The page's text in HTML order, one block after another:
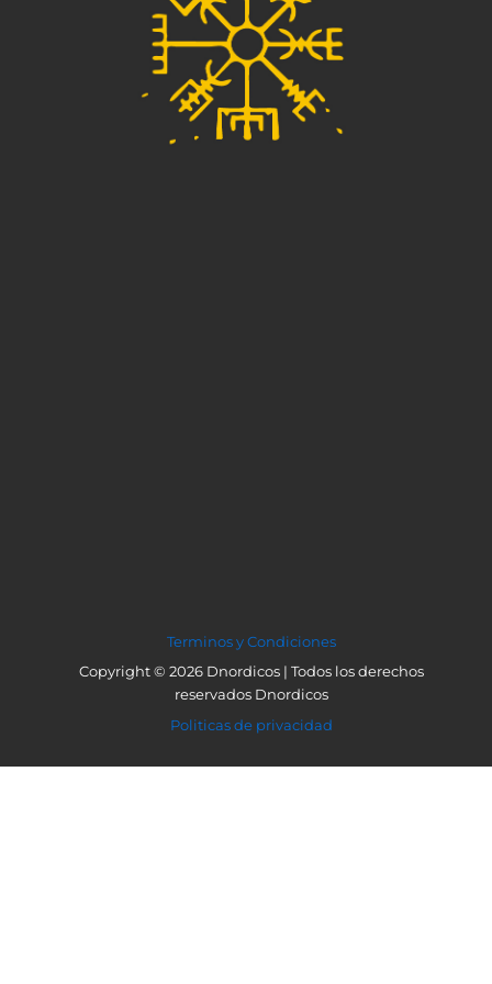
Terminos y Condiciones
Copyright © 2026 Dnordicos | Todos los derechos
reservados Dnordicos
Politicas de privacidad